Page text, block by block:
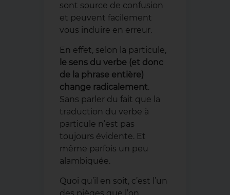
sont source de confusion
et peuvent facilement
vous induire en erreur.
En effet, selon la particule,
le sens du verbe (et donc
de la phrase entière)
change radicalement.
Sans parler du fait que la
traduction du verbe à
particule n’est pas
toujours évidente. Et
même parfois un peu
alambiquée.
Quoi qu’il en soit, c’est l’un